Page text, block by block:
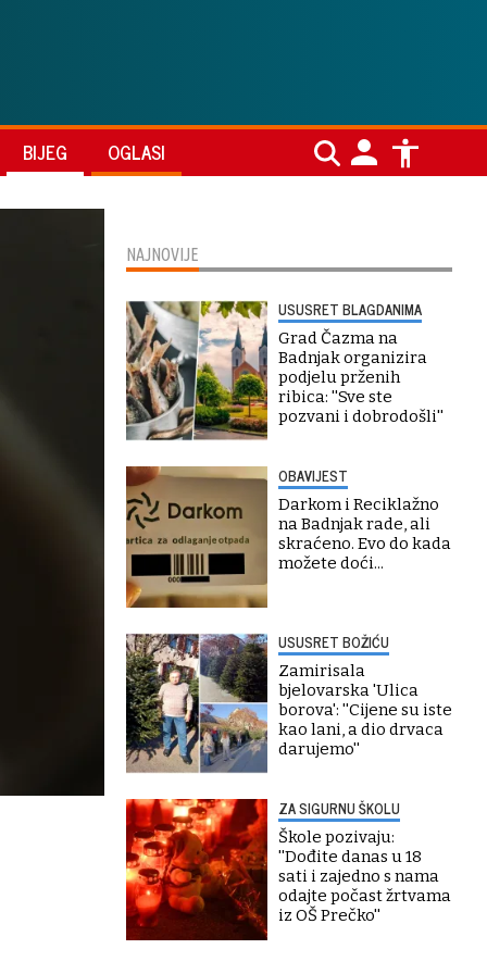
BIJEG OGLASI
NAJNOVIJE
USUSRET BLAGDANIMA
Grad Čazma na
Badnjak organizira
podjelu prženih
ribica: ''Sve ste
pozvani i dobrodošli''
OBAVIJEST
Darkom i Reciklažno
na Badnjak rade, ali
skraćeno. Evo do kada
možete doći...
USUSRET BOŽIĆU
Zamirisala
bjelovarska 'Ulica
borova': ''Cijene su iste
kao lani, a dio drvaca
darujemo''
ZA SIGURNU ŠKOLU
Škole pozivaju:
''Dođite danas u 18
sati i zajedno s nama
odajte počast žrtvama
iz OŠ Prečko''